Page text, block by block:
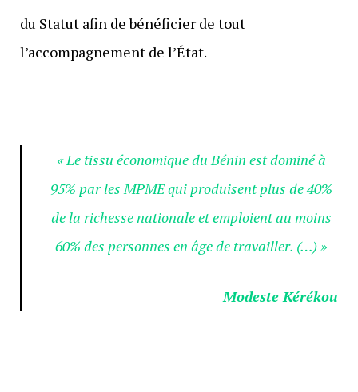
du Statut afin de bénéficier de tout
l’accompagnement de l’État.
« Le tissu économique du Bénin est dominé à
95% par les MPME qui produisent plus de 40%
de la richesse nationale et emploient au moins
60% des personnes en âge de travailler. (…) »
Modeste Kérékou